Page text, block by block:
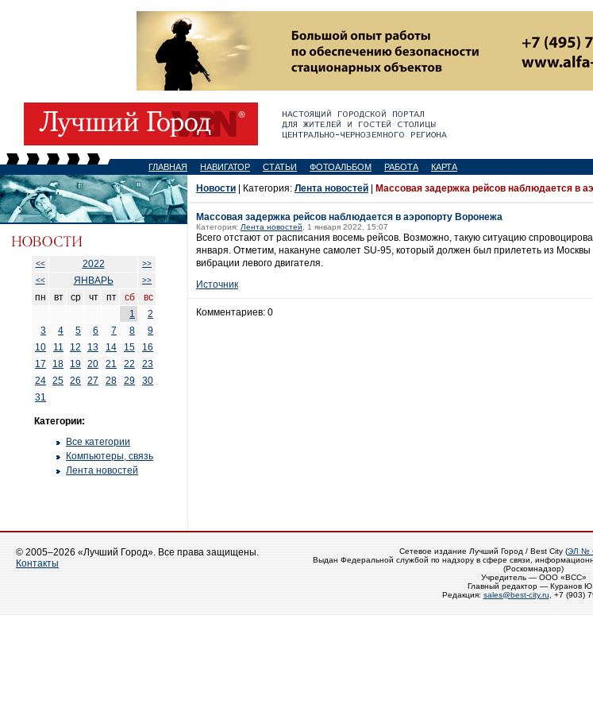
ГЛАВНАЯ НАВИГАТОР СТАТЬИ ФОТОАЛЬБОМ РАБОТА КАРТА
<< 2022
>>
<<
ЯНВАРЬ >>
пн вт ср чт пт сб
вс
1
2
3
4 5 6 7 8
9
10
11 12 13 14 15
16
17
18 19 20 21 22
23
24 25 26 27 28 29
30
31
Категории:
Все категории
Компьютеры, связь
Лента новостей
Новости | Категория: Лента новостей Массовая задержка рейсов наблюдается в
Массовая задержка рейсов наблюдается в аэропорту Воронежа
Категория: Лента новостей , 1 января 2022, 15:07
Всего отстают от расписания восемь рейсов. Возможно, такую ситуацию
января. Отметим, накануне самолет SU-95, который должен был прилететь из
вибрации левого двигателя.
Источник
Комментариев: 0
© 2005–2026 «Лучший Город». Все права защищены.
Контакты
Сетевое издание Лучший Город / Best City (ЭЛ №
Выдан Федеральной службой по надзору в сфере связи,
(Роскомнадзор)
Учредитель — ООО «ВСС»
Главный редактор — Куранов
Редакция: sales@best-city.ru , +7 (903)